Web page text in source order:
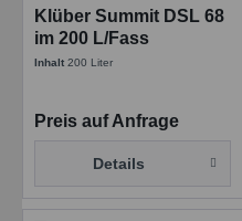
Klüber Summit DSL 68
im 200 L/Fass
Druckluftkompressorenöl
Inhalt200 Liter
Preis auf Anfrage
Details